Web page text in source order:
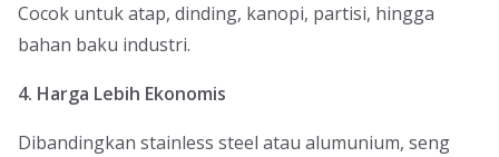
Cocok untuk atap, dinding, kanopi, partisi, hingga
bahan baku industri.
4. Harga Lebih Ekonomis
Dibandingkan stainless steel atau alumunium, seng